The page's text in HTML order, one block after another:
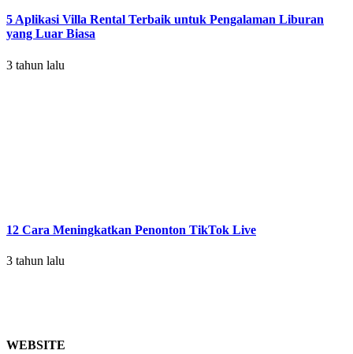
5 Aplikasi Villa Rental Terbaik untuk Pengalaman Liburan
yang Luar Biasa
3 tahun lalu
12 Cara Meningkatkan Penonton TikTok Live
3 tahun lalu
WEBSITE